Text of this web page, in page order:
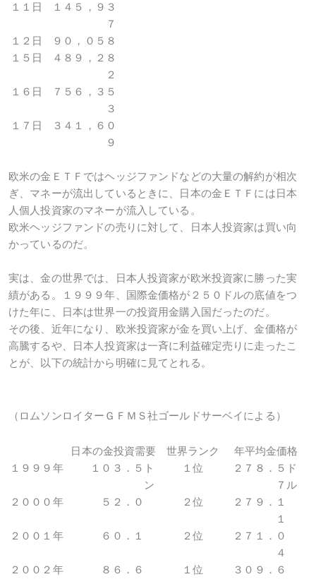
１１日
１４５，９３
７
１２日
９０，０５８
１５日
４８９，２８
２
１６日
７５６，３５
３
１７日
３４１，６０
９
欧米の金ＥＴＦではヘッジファンドなどの大量の解約が相次
ぎ、マネーが流出しているときに、日本の金ＥＴＦには日本
人個人投資家のマネーが流入している。
欧米ヘッジファンドの売りに対して、日本人投資家は買い向
かっているのだ。
実は、金の世界では、日本人投資家が欧米投資家に勝った実
績がある。１９９９年、国際金価格が２５０ドルの底値をつ
けた年に、日本は世界一の投資用金購入国だったのだ。
その後、近年になり、欧米投資家が金を買い上げ、金価格が
高騰するや、日本人投資家は一斉に利益確定売りに走ったこ
とが、以下の統計から明確に見てとれる。
（ロムソンロイターＧＦＭＳ社ゴールドサーベイによる）
日本の金投資需要 世界ランク
年平均金価格
１９９９年
１０３．５ ト
ン
１位
２７８．５
７
ド
ル
２０００年
５２．０ ２位
２７９．１
１
２００１年
６０．１ ２位
２７１．０
４
２００２年
８６．６ １位
３０９．６